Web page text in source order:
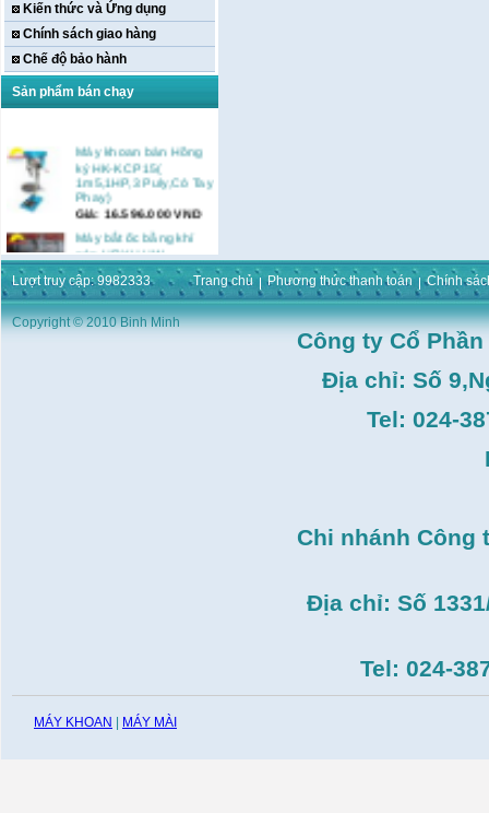
Kiến thức và Ứng dụng
Chính sách giao hàng
Chế độ bảo hành
Sản phẩm bán chạy
Máy khoan bàn Hồng
ký HK-KCP15(
1m5,1HP,3 Puly,Có Tay
Phay)
Giá:16.596.000VND
Máy bắt ốc bằng khí
nén URYU UW-
9SK(M10)
Giá:0VND
Máy duỗi sắt Hồng ký
HK–DSM114( 1HP,Ø8 -
Lượt truy cập: 9982333 Trang chủ Phương thức thanh toán Chính
Copyright © 2010 Binh Minh
Công ty Cổ
Địa chỉ: Số
Tel: 024-
Chi nhánh Công
Địa chỉ: Số
Tel: 024-
MÁY KHOAN MÁY MÀI